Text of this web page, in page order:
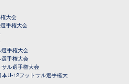
大会
手権大会
手権大会
手権大会
ル選手権大会
U-12フットサル選手権大